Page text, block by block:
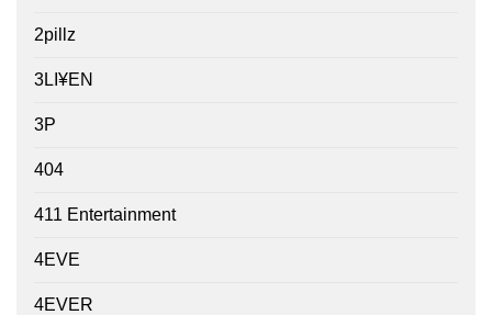
2pillz
3LI¥EN
3P
404
411 Entertainment
4EVE
4EVER